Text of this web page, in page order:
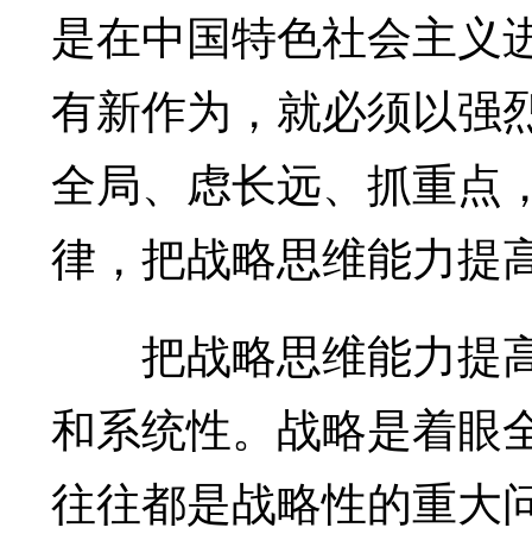
是在中国特色社会主义
有新作为，就必须以强
全局、虑长远、抓重点
律，把战略思维能力提
把战略思维能力提
和系统性。战略是着眼
往往都是战略性的重大